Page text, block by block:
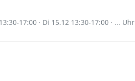
17:00 · Di 15.12 13:30-17:00 · ... Uhr